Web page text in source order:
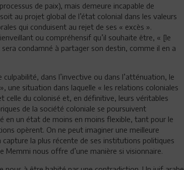
de paix), mais demeure incapable de
au projet global de l’état colonial dans les valeurs
qui conduisent au rejet de ses « excès ».
ou compréhensif qu’il souhaite être, « [le
condamné à partager son destin, comme il en a
dans l’invective ou dans l’atténuation, le
une situation dans laquelle « les relations coloniales
du colonisé et, en définitive, leurs véritables
de la société coloniale se poursuivent
en un état de moins en moins flexible, tant pour le
opèrent. On ne peut imaginer une meilleure
capture la plus récente de ses institutions politiques
Memmi nous offre d’une manière si visionnaire.